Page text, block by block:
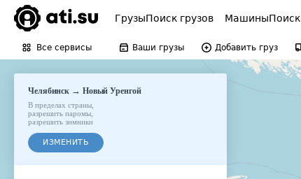
ГрузыПоиск грузов Машины
Все сервисы Ваши грузы Добавить груз
Челябинск → Новый Уренгой
В пределах страны
разрешить паромы
разрешить зимники
ИЗМЕНИТЬ